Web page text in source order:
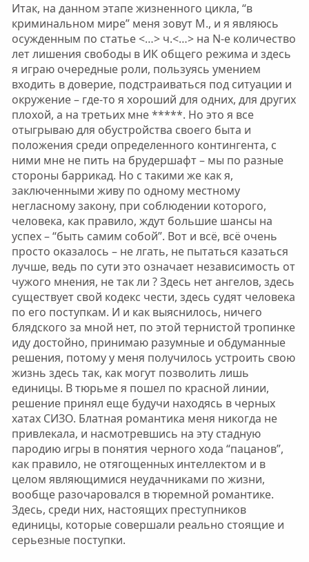
Итак, на данном этапе жизненного цикла, “в
криминальном мире” меня зовут М., и я являюсь
осужденным по статье <…> ч.<…> на N-е количество
лет лишения свободы в ИК общего режима и здесь
я играю очередные роли, пользуясь умением
входить в доверие, подстраиваться под ситуации и
окружение – где-то я хороший для одних, для других
плохой, а на третьих мне *****. Но это я все
отыгрываю для обустройства своего быта и
положения среди определенного контингента, с
ними мне не пить на брудершафт – мы по разные
стороны баррикад. Но с такими же как я,
заключенными живу по одному местному
негласному закону, при соблюдении которого,
человека, как правило, ждут большие шансы на
успех – “быть самим собой”. Вот и всё, всё очень
просто оказалось – не лгать, не пытаться казаться
лучше, ведь по сути это означает независимость от
чужого мнения, не так ли ? Здесь нет ангелов, здесь
существует свой кодекс чести, здесь судят человека
по его поступкам. И и как выяснилось, ничего
блядского за мной нет, по этой тернистой тропинке
иду достойно, принимаю разумные и обдуманные
решения, потому у меня получилось устроить свою
жизнь здесь так, как могут позволить лишь
единицы. В тюрьме я пошел по красной линии,
решение принял еще будучи находясь в черных
хатах СИЗО. Блатная романтика меня никогда не
привлекала, и насмотревшись на эту стадную
пародию игры в понятия черного хода “пацанов”,
как правило, не отягощенных интеллектом и в
целом являющимися неудачниками по жизни,
вообще разочаровался в тюремной романтике.
Здесь, среди них, настоящих преступников
единицы, которые совершали реально стоящие и
серьезные поступки.